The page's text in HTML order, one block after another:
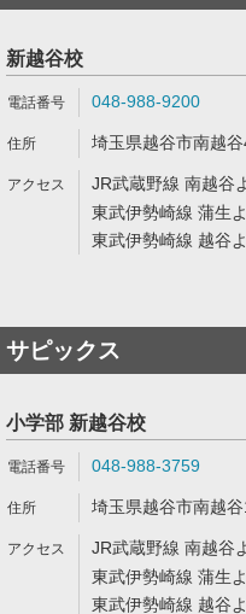
新越谷校
048-988-9200
埼玉県越谷市南越
JR武蔵野線 南越谷
東武伊勢崎線 蒲生
東武伊勢崎線 越谷
サピックス
小学部 新越谷校
048-988-3759
埼玉県越谷市南越
JR武蔵野線 南越谷
東武伊勢崎線 蒲生
東武伊勢崎線 越谷